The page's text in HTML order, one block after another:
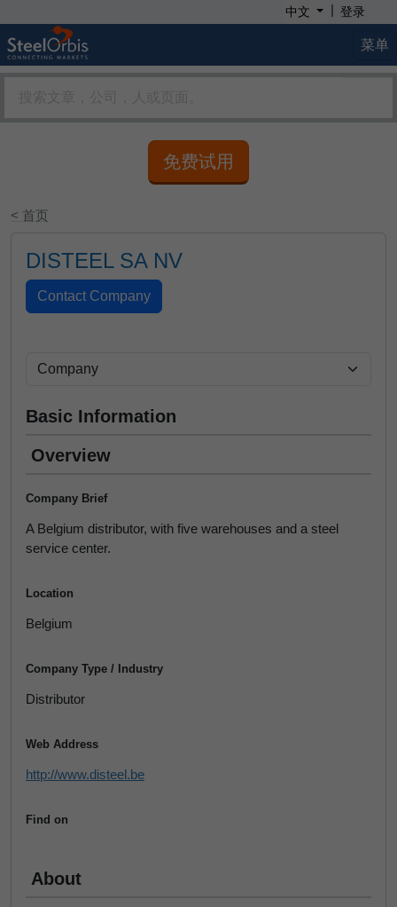
中文 | 登录
菜单
免费试用
< 首页
DISTEEL SA NV
Basic Information
Overview
Company Brief
A Belgium distributor, with five warehouses and a steel
service center.
Location
Belgium
Company Type / Industry
Distributor
Web Address
http://www.disteel.be
Find on
About